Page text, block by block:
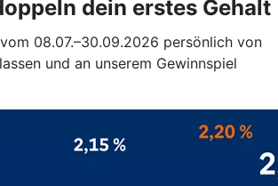
dein erstes Gehalt
08.07.–30.09.2026 persönlich von
und an unserem Gewinnspiel